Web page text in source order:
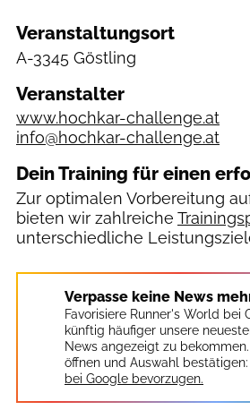
Veranstaltungsort
A-3345 Göstling
Veranstalter
www.hochkar-challenge.at
info@hochkar-challenge.at
Dein Training für einen
Zur optimalen Vorbereitung
bieten wir zahlreiche
unterschiedliche
Verpasse keine News
Favorisiere Runner's World bei
künftig häufiger unsere
News angezeigt zu
öffnen und Auswahl bestätigen:
bei Google bevorzugen.